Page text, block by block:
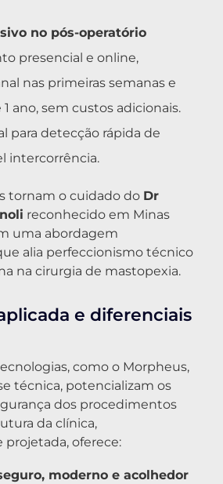
no pós-operatório
presencial e online,
nas primeiras semanas e
ano, sem custos adicionais.
para detecção rápida de
intercorrência.
tornam o cuidado do Dr
reconhecido em Minas
uma abordagem
alia perfeccionismo técnico
na cirurgia de mastopexia.
e diferenciais
como o Morpheus,
técnica, potencializam os
dos procedimentos
da clínica,
oferece:
moderno e acolhedor